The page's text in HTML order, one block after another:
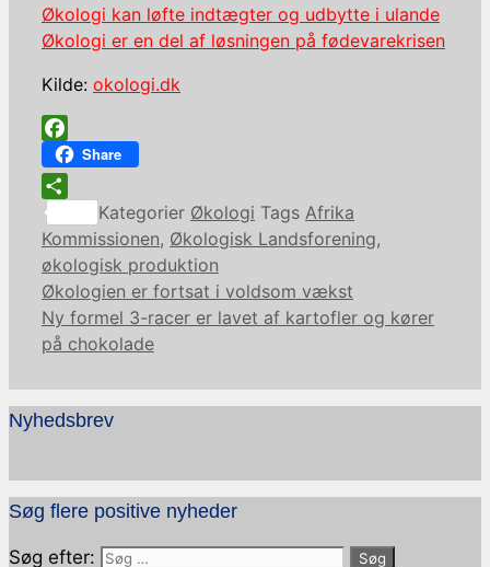
Økologi kan løfte indtægter og udbytte i ulande
Økologi er en del af løsningen på fødevarekrisen
Kilde: okologi.dk
Facebook
Share
Share
Kategorier Økologi Tags Afrika
Kommissionen, Økologisk Landsforening,
økologisk produktion
Økologien er fortsat i voldsom vækst
Ny formel 3-racer er lavet af kartofler og kører
på chokolade
Nyhedsbrev
Søg flere positive nyheder
Søg efter: